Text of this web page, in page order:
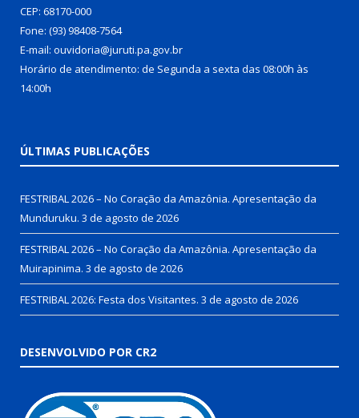
CEP: 68170-000
Fone: (93) 98408-7564
E-mail: ouvidoria@juruti.pa.gov.br
Horário de atendimento: de Segunda a sexta das 08:00h às
14:00h
ÚLTIMAS PUBLICAÇÕES
FESTRIBAL 2026 – No Coração da Amazônia. Apresentação da
Munduruku. 3 de agosto de 2026
FESTRIBAL 2026 – No Coração da Amazônia. Apresentação da
Muirapinima. 3 de agosto de 2026
FESTRIBAL 2026: Festa dos Visitantes. 3 de agosto de 2026
DESENVOLVIDO POR CR2